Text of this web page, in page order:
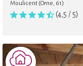
Moulicent (Orne, 61)
(4,5 / 5)